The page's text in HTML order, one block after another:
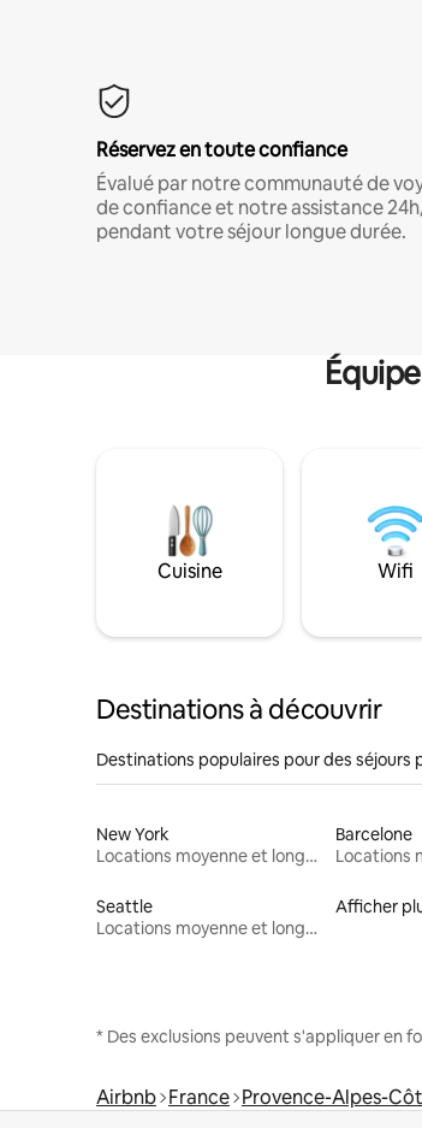
Réservez en toute confiance
Évalué par notre communauté de
de confiance et notre assistance
pendant votre séjour longue durée.
Cuisine Wifi
Destinations à découvrir
Destinations populaires pour des séjours
New York
Locations moyenne et longue durée
Barcelone
Seattle
Locations moyenne et longue durée
Afficher
* Des exclusions peuvent s'appliquer en
Airbnb France Provence-Alpes-